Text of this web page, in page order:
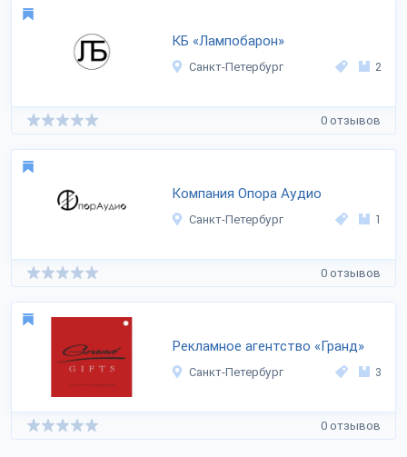
КБ «Лампобарон»
Санкт-Петербург 2
0 отзывов
Компания Опора Аудио
Санкт-Петербург 1
0 отзывов
Рекламное агентство «Гранд»
Санкт-Петербург 3
0 отзывов